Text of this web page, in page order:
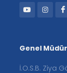
Genel
İ.O.S.B. Ziya